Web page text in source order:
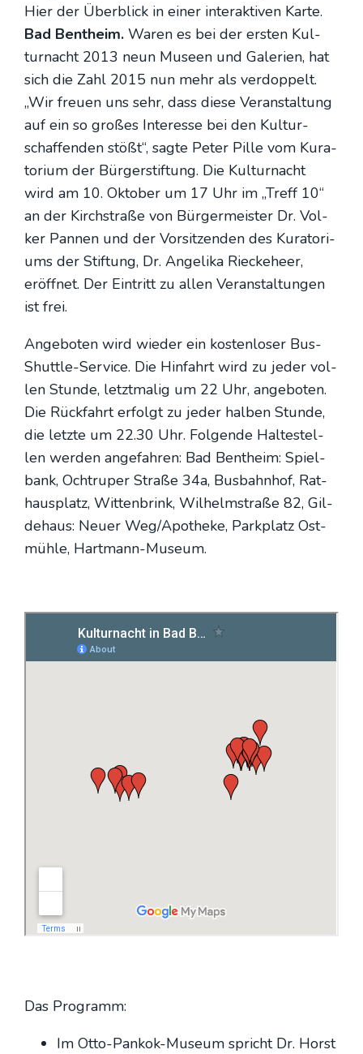
Hier der Über­blick in einer inter­ak­ti­ven Kar­te.
Bad Bent­heim. Waren es bei der ers­ten Kul­
tur­nacht 2013 neun Muse­en und Gale­rien, hat
sich die Zahl 2015 nun mehr als ver­dop­pelt.
„Wir freu­en uns sehr, dass die­se Ver­an­stal­tung
auf ein so gro­ßes Inter­es­se bei den Kul­tur­
schaf­fen­den stößt“, sag­te Peter Pil­le vom Kura­
to­ri­um der Bür­ger­stif­tung. Die Kul­tur­nacht
wird am 10. Okto­ber um 17 Uhr im „Treff 10“
an der Kirch­stra­ße von Bür­ger­meis­ter Dr. Vol­
ker Pan­nen und der Vor­sit­zen­den des Kura­to­ri­
ums der Stif­tung, Dr. Ange­li­ka Rieck­e­heer,
eröff­net. Der Ein­tritt zu allen Ver­an­stal­tun­gen
ist frei.
Ange­bo­ten wird wie­der ein kos­ten­lo­ser Bus-
Shut­tle-Ser­vice. Die Hin­fahrt wird zu jeder vol­
len Stun­de, letzt­ma­lig um 22 Uhr, ange­bo­ten.
Die Rück­fahrt erfolgt zu jeder hal­ben Stun­de,
die letz­te um 22.30 Uhr. Fol­gen­de Hal­te­stel­
len wer­den ange­fah­ren: Bad Bent­heim: Spiel­
bank, Och­tru­per Stra­ße 34a, Bus­bahn­hof, Rat­
haus­platz, Wit­ten­brink, Wil­helm­stra­ße 82, Gil­
de­haus: Neu­er Weg/Apotheke, Park­platz Ost­
müh­le, Hart­mann-Muse­um.
Das Pro­gramm:
Im Otto-Pan­kok-Muse­um spricht Dr. Horst